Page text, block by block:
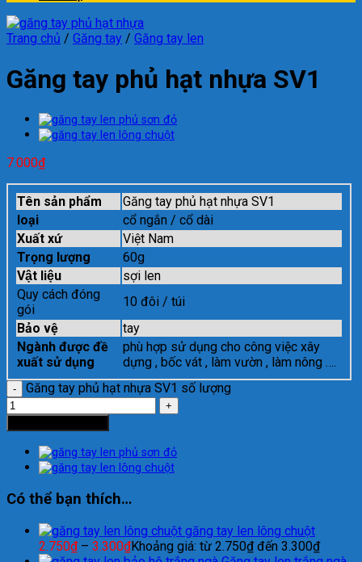
Trang chủ / Găng tay / Găng tay len
Găng tay phủ hạt nhựa SV1
7.000₫
Tên sản phẩm
Găng tay phủ hạt nhựa SV1
loại
cổ ngắn / cổ dài
Xuất xứ
Việt Nam
Trọng lượng
60g
Vật liệu
sợi len
Quy cách đóng
gói
10 đôi / túi
Bảo vệ
tay
Ngành được đề
xuất sử dụng
phù hợp sử dụng cho công việc xây
dựng , bốc vát , làm vườn , làm nông ….
Găng tay phủ hạt nhựa SV1 số lượng
Có thể bạn thích…
găng tay len lông chuột
2.750₫ – 3.300₫Khoảng giá: từ 2.750₫ đến 3.300₫